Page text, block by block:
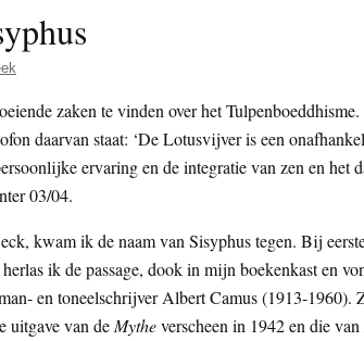
zaken te vinden over het
daarvan staat: ‘De Lotusvijver is een
ervaring en de integratie van zen en het
03/04.
kwam ik de naam van Sisyphus tegen. Bij
ik de passage, dook in mijn boekenkast en
en toneelschrijver Albert Camus (1913-1960).
uitgave van de Mytheverscheen in 1942 en die van